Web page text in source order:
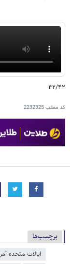
۴۲/۴۲
کد مطلب2232325
برچسب‌ها
ایالات متحده